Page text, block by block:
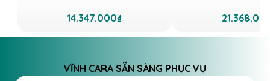
14.347.000₫
VĨNH CARA SẴN SÀNG PHỤC VỤ